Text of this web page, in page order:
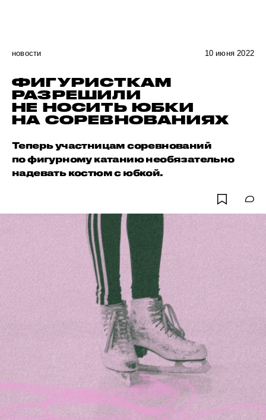
новости 10 июня 2022
ФИГУРИСТКАМ
РАЗРЕШИЛИ
НЕ НОСИТЬ ЮБКИ
НА СОРЕВНОВАНИЯХ
Теперь участницам соревнований
по фигурному катанию необязательно
надевать костюм с юбкой.